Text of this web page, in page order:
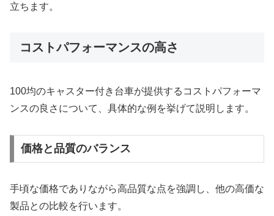
立ちます。
コストパフォーマンスの高さ
100均のキャスター付き台車が提供するコストパフォーマ
ンスの良さについて、具体的な例を挙げて説明します。
価格と品質のバランス
手頃な価格でありながら高品質な点を強調し、他の高価な
製品との比較を行います。